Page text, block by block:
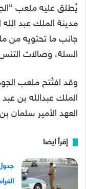
يُطلق عليه ملعب
مدينة الملك عبد
جانب ما تحتويه من
السلة، وصالات التنس
الملك عبدالله بن
العهد الأمير سلمان
إقرأ ايضا